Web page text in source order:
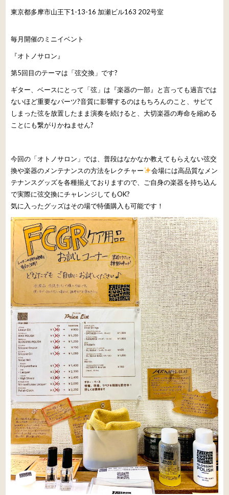
東京都多摩市山王下1-13-16 加瀬ビル163 202号室
毎月開催のミニイベント
『オトノサロン』
第5回目のテーマは「弦交換」です?
ギター、ベースにとって「弦」は『楽器の一部』と言っても過言では
ないほど重要なパーツ?音質に影響するのはもちろんのこと、サビて
しまった弦を放置したまま演奏を続けると、大切楽器の寿命を縮める
ことにも繋がりかねません?
今回の「オトノサロン」では、普段はなかなか教えてもらえない弦交
換や楽器のメンテナンスの方法をレクチャー
会場には高品質なメン
テナンスグッズを各種揃えておりますので、ご自身の楽器を持ち込ん
で実際に弦交換にチャレンジしてもOK?
気に入ったグッズはその場で特価購入も可能です！